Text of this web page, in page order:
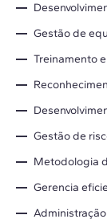
Gestão de
Treinamento
Gestão de
Metodologia
Gerencia